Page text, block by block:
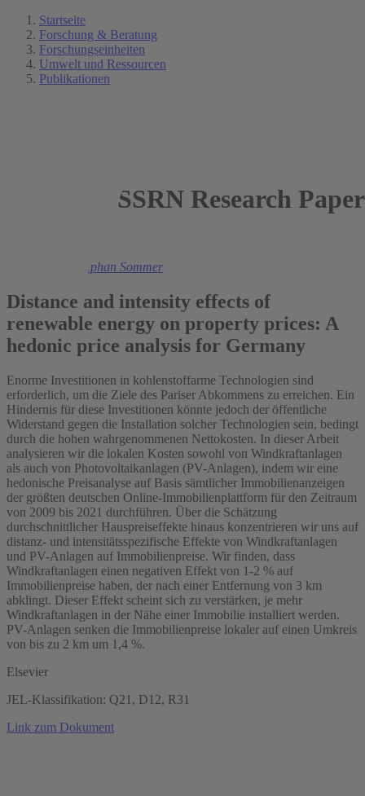
Startseite
Forschung & Beratung
Forschungseinheiten
Umwelt und Ressourcen
Publikationen
SSRN Research
Stephan Sommer
Distance and intensity effects of
renewable energy on property prices: A
hedonic price analysis for Germany
Enorme Investitionen in kohlenstoffarme Technologien sind
erforderlich, um die Ziele des Pariser Abkommens zu erreichen. Ein
Hindernis für diese Investitionen könnte jedoch der öffentliche
Widerstand gegen die Installation solcher Technologien sein, bedingt
durch die hohen wahrgenommenen Nettokosten. In dieser Arbeit
analysieren wir die lokalen Kosten sowohl von Windkraftanlagen
als auch von Photovoltaikanlagen (PV-Anlagen), indem wir eine
hedonische Preisanalyse auf Basis sämtlicher Immobilienanzeigen
der größten deutschen Online-Immobilienplattform für den Zeitraum
von 2009 bis 2021 durchführen. Über die Schätzung
durchschnittlicher Hauspreiseffekte hinaus konzentrieren wir uns auf
distanz- und intensitätsspezifische Effekte von Windkraftanlagen
und PV-Anlagen auf Immobilienpreise. Wir finden, dass
Windkraftanlagen einen negativen Effekt von 1-2 % auf
Immobilienpreise haben, der nach einer Entfernung von 3 km
abklingt. Dieser Effekt scheint sich zu verstärken, je mehr
Windkraftanlagen in der Nähe einer Immobilie installiert werden.
PV-Anlagen senken die Immobilienpreise lokaler auf einen Umkreis
von bis zu 2 km um 1,4 %.
Elsevier
JEL-Klassifikation: Q21, D12, R31
Link zum Dokument